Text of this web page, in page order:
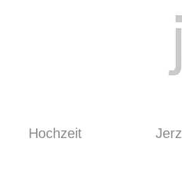
Hochzeit Jerz